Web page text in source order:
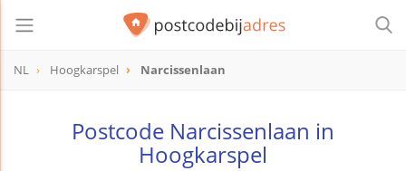
NL Hoogkarspel Narcissenlaan
Postcode Narcissenlaan in
Hoogkarspel